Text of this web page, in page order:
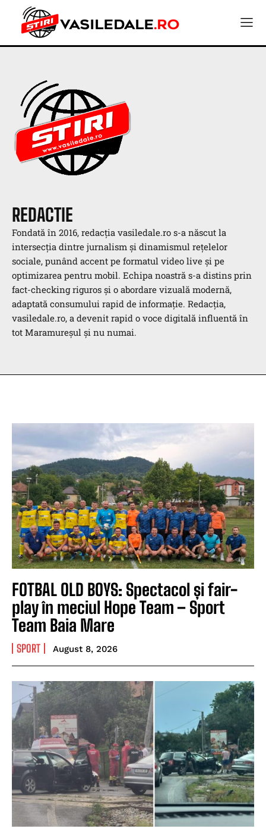
REDACTIE
Fondată în 2016, redacția vasiledale.ro s-a născut la
intersecția dintre jurnalism și dinamismul rețelelor
sociale, punând accent pe formatul video live și pe
optimizarea pentru mobil. Echipa noastră s-a distins prin
fact-checking riguros și o abordare vizuală modernă,
adaptată consumului rapid de informație. Redacția,
vasiledale.ro, a devenit rapid o voce digitală influentă în
tot Maramureșul și nu numai.
FOTBAL OLD BOYS: Spectacol și fair-
play în meciul Hope Team – Sport
Team Baia Mare
SPORT August 8, 2026